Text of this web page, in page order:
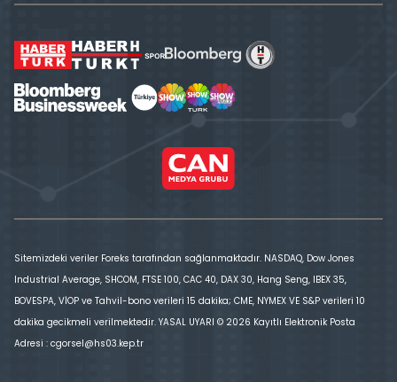
Sitemizdeki veriler Foreks tarafından sağlanmaktadır. NASDAQ, Dow Jones
Industrial Average, SHCOM, FTSE 100, CAC 40, DAX 30, Hang Seng, IBEX 35,
BOVESPA, VİOP ve Tahvil-bono verileri 15 dakika; CME, NYMEX VE S&P verileri 10
dakika gecikmeli verilmektedir. YASAL UYARI © 2026 Kayıtlı Elektronik Posta
Adresi : cgorsel@hs03.kep.tr